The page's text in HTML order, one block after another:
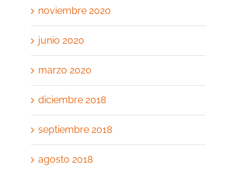
noviembre 2020
junio 2020
marzo 2020
diciembre 2018
septiembre 2018
agosto 2018